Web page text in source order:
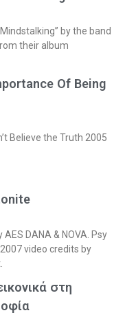
by the band
their album
Of Being
Believe the Truth 2005
DANA & NOVA. Psy
video credits by
στη